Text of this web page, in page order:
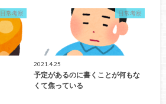
日常考察 日常考察
2021.4.25
予定があるのに書くことが何もな
くて焦っている